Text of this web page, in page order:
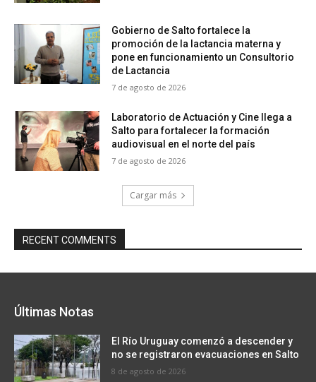
Gobierno de Salto fortalece la
promoción de la lactancia materna y
pone en funcionamiento un Consultorio
de Lactancia
7 de agosto de 2026
Laboratorio de Actuación y Cine llega a
Salto para fortalecer la formación
audiovisual en el norte del país
7 de agosto de 2026
Cargar más
RECENT COMMENTS
Últimas Notas
El Río Uruguay comenzó a descender y
no se registraron evacuaciones en Salto
8 de agosto de 2026